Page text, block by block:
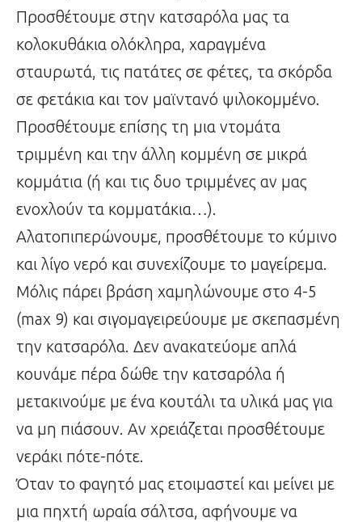
Προσθέτουμε στην κατσαρόλα μας τα
κολοκυθάκια ολόκληρα, χαραγμένα
σταυρωτά, τις πατάτες σε φέτες, τα σκόρδα
σε φετάκια και τον μαϊντανό ψιλοκομμένο.
Προσθέτουμε επίσης τη μια ντομάτα
τριμμένη και την άλλη κομμένη σε μικρά
κομμάτια (ή και τις δυο τριμμένες αν μας
ενοχλούν τα κομματάκια…).
Αλατοπιπερώνουμε, προσθέτουμε το κύμινο
και λίγο νερό και συνεχίζουμε το μαγείρεμα.
Μόλις πάρει βράση χαμηλώνουμε στο 4-5
(max 9) και σιγομαγειρεύουμε με σκεπασμένη
την κατσαρόλα. Δεν ανακατεύομε απλά
κουνάμε πέρα δώθε την κατσαρόλα ή
μετακινούμε με ένα κουτάλι τα υλικά μας για
να μη πιάσουν. Αν χρειάζεται προσθέτουμε
νεράκι πότε-πότε.
Όταν το φαγητό μας ετοιμαστεί και μείνει με
μια πηχτή ωραία σάλτσα, αφήνουμε να